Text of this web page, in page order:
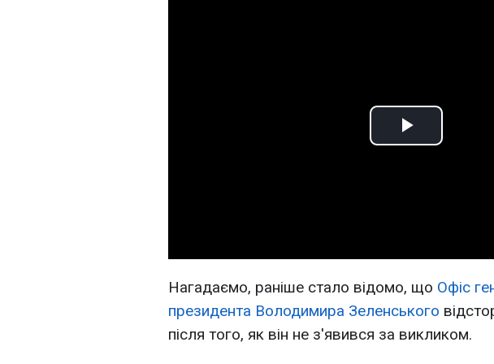
Play
Нагадаємо, раніше стало відомо, що Офіс
президента Володимира Зеленського
після того, як він не з'явився за викликом.